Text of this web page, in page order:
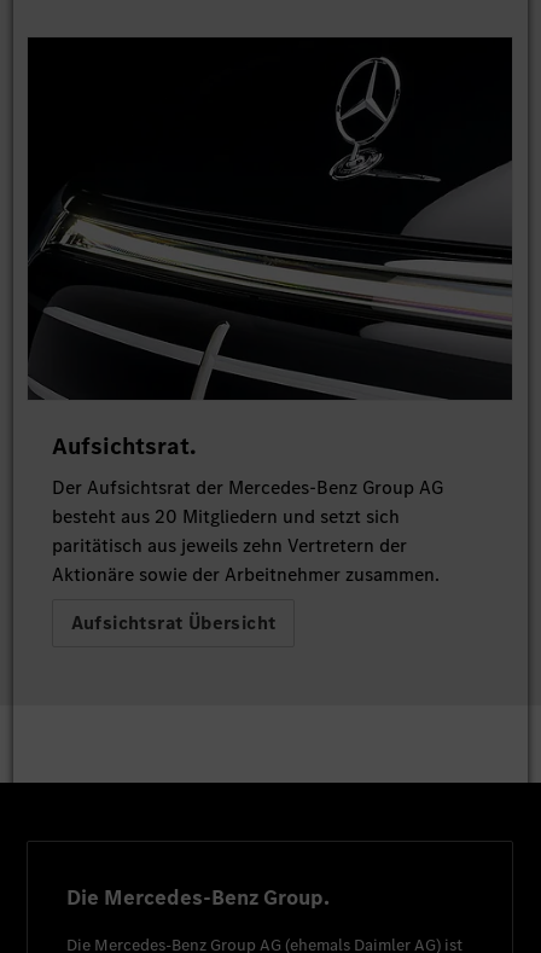
Aufsichtsrat.
Der Aufsichtsrat der Mercedes-Benz Group AG
besteht aus 20 Mitgliedern und setzt sich
paritätisch aus jeweils zehn Vertretern der
Aktionäre sowie der Arbeitnehmer zusammen.
Aufsichtsrat Übersicht
Die Mercedes-Benz Group.
Die Mercedes-Benz Group AG (ehemals Daimler AG) ist